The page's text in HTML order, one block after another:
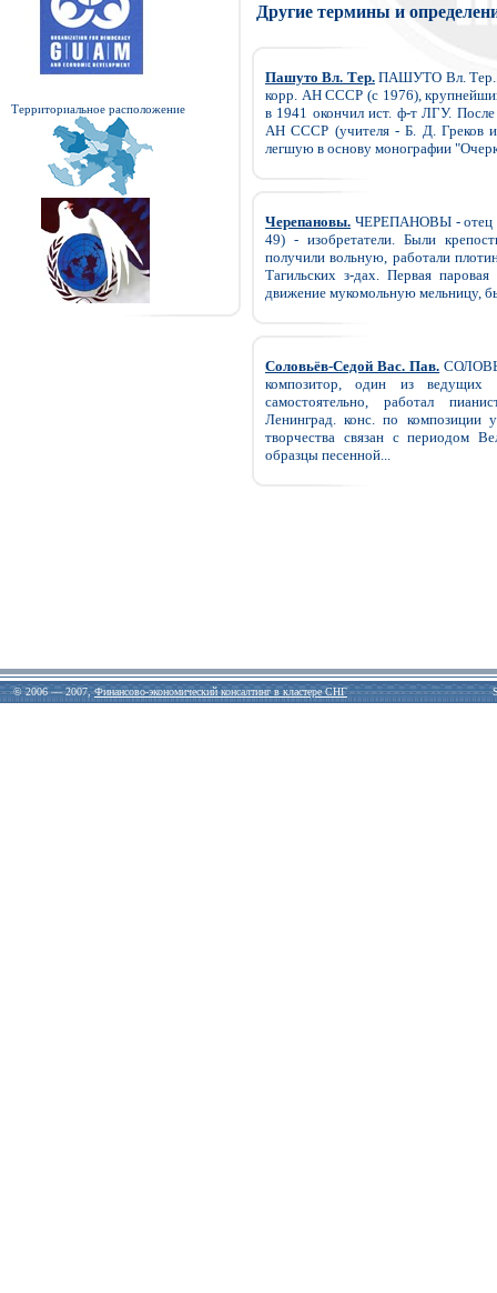
Территориальное расположение
Другие термины и
Пашуто Вл. Тер.ПАШУТО Вл. Тер.
корр. АН СССР (с 1976),
в 1941 окончил ист. ф-т ЛГУ.
АН СССР (учителя - Б. Д. Греков
легшую в основу монографии
Черепановы. ЧЕРЕПАНОВЫ - отец
49) - изобретатели. Были
получили вольную, работали
Тагильских з-дах. Первая
движение мукомольную мельницу,
Соловьёв-Седой Вас. Пав.
композитор, один из ведущих
самостоятельно, работал
Ленинград. конс. по композиции
творчества связан с периодом
образцы песенной...
© 2006 — 2007,Финансово-экономический консалтинг в кластере СНГ